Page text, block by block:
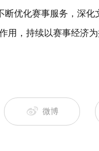
优化赛事服务，深化
用，持续以赛事经济
微博